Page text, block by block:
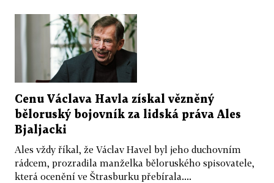
Cenu Václava Havla získal vězněný
běloruský bojovník za lidská práva Ales
Bjaljacki
Ales vždy říkal, že Václav Havel byl jeho duchovním
rádcem, prozradila manželka běloruského spisovatele,
která ocenění ve Štrasburku přebírala....